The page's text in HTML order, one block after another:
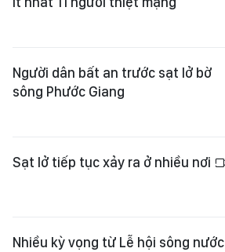
Người dân bất an trước sạt lở bờ
sông Phước Giang
Sạt lở tiếp tục xảy ra ở nhiều nơi
Nhiều kỳ vọng từ Lễ hội sông nước